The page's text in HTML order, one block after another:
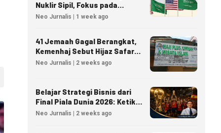
Nuklir Sipil, Fokus pada
Transfer Teknologi dan
Neo Jurnalis | 1 week ago
41 Jemaah Gagal Berangkat,
Kemenhaj Sebut Hijaz Safar
Tidak Masuk Daftar Resmi
Neo Jurnalis | 2 weeks ago
Belajar Strategi Bisnis dari
Final Piala Dunia 2026: Ketika
Taktik Sepak Bola Menjadi
Neo Jurnalis | 2 weeks ago